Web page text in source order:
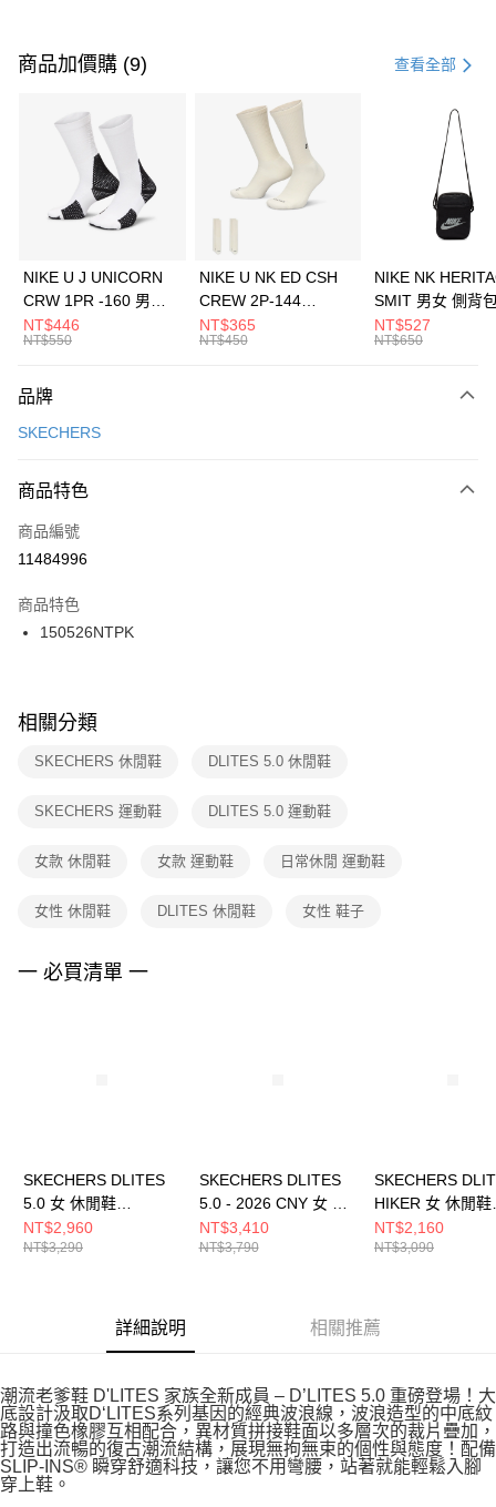
信用卡一次付款
3 期 0 利率 每期 21家銀行
合作金庫商業銀行
第一商業銀行
華南商業銀行
彰化商業銀行
上海商業儲蓄銀行
元大商業銀行
台灣樂天信用卡公司
Apple Pay
全盈+PAY
AFTEE先享後付
【關於「AFTEE先享後付」】
便利好安心！
３．安心：先確認商品／服務後，再付款。
【「AFTEE先享後付」結帳流程】
１．於結帳方式選擇「AFTEE先享後付」後，將跳轉至「AFTEE先享後付」
２．訂單成立數日內，您將收到繳費通知簡訊。
３．收到繳費通知簡訊後14天內，點擊此簡訊中的連結，可透過四大超商／
ATM／網路銀行／等多元方式進行付款，方視為交易完成。
※ 交易是否成功請以「AFTEE先享後付 」之結帳頁面顯示為準，若有關於
是否繳費成功／繳費後需取消欲退款等相關疑問，請聯繫「AFTEE先享後付
客戶支援中心」 https://netprotections.freshdesk.com/support/home
１．透過由恩沛科技股份有限公司提供之「AFTEE先享後付」服務完成之交
權轉讓予恩沛科技股份有限公司。
３．未成年的使用者請事先徵得法定代理人或監護人之同意方可使用
４．使用「AFTEE先享後付」時，將依據個別帳號之用戶狀況，依本公司即
運送方式
每筆NT$100，滿NT$1,500(含以上)免運費
宅配
每筆NT$100，滿NT$1,500(含以上)免運費
付款後門市自取
每筆NT$100，滿NT$1,500(含以上)免運費
商品加價購 (9) 查看全部
NIKE U J UNICORN
CRW 1PR -160 男女
中統襪 FZ3393100
NT$446
NT$550
NIKE U NK ED CSH
CREW 2P-144
EMBRDY 男女 短統襪
FZ3073133
NT$365
NT$450
NIKE NK
SMIT 男女 側背
BA5871010
NT$527
NT$650
品牌
SKECHERS
商品特色
商品編號
11484996
商品特色
150526NTPK
相關分類
SKECHERS 休閒鞋 DLITES 5.0 休閒鞋
SKECHERS 運動鞋 DLITES 5.0 運動鞋
女款 休閒鞋 女款 運動鞋 日常休閒 運動鞋
女性 休閒鞋 DLITES 休閒鞋 女性 鞋子
一 必買清單 一
SKECHERS DLITES
5.0 女 休閒鞋
150526OWGR
NT$2,960
NT$3,290
SKECHERS DLITES
5.0 - 2026 CNY 女 休
閒鞋 800033WRD
NT$3,410
NT$3,790
SKECHERS
HIKER 女 休閒鞋
180211CRW
NT$2,160
NT$3,090
詳細說明 相關推薦
潮流老爹鞋 D'LITES 家族全新成員 – D’LITES 5.0 重磅登場！大
底設計汲取D‘LITES系列基因的經典波浪線，波浪造型的中底紋
路與撞色橡膠互相配合，異材質拼接鞋面以多層次的裁片疊加，
打造出流暢的復古潮流結構，展現無拘無束的個性與態度！配備
SLIP-INS® 瞬穿舒適科技，讓您不用彎腰，站著就能輕鬆入腳
穿上鞋。